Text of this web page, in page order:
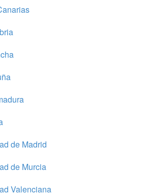
de Madrid
de Murcia
Valenciana